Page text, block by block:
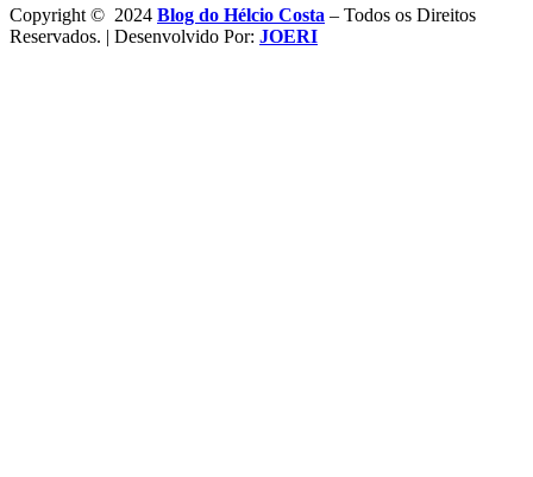
Copyright © 2024 Blog do Hélcio Costa – Todos os Direitos
Reservados. | Desenvolvido Por: JOERI